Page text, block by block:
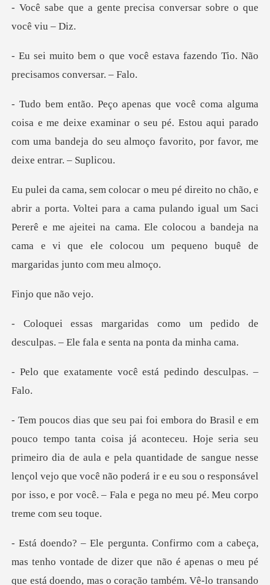
precisa conversar sobr
cê estava fazendo Tio. Não
deixe examinar o seu pé. Estou aqui parado
com uma bandeja d
ra a cama pulando igual um Saci
Pererê e me ajeitei na cama. Ele colocou a bandeja
que nã
um pedido de
desculpas. – Ele fal
te você está pedind
seria seu
primeiro dia de aula e pela quantidade de sangue nesse
lençol vejo que você não poderá ir
vontade de dizer que não é apenas o meu pé
que está doendo, mas